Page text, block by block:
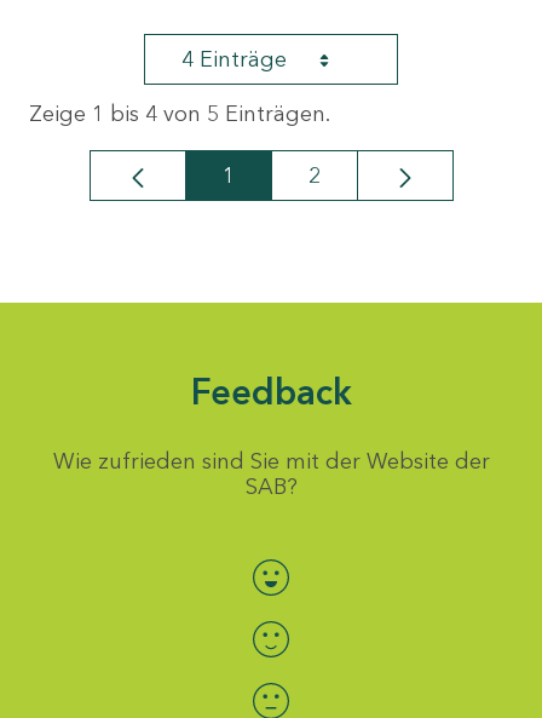
4 Einträge
Zeige 1 bis 4 von 5 Einträgen.
Seite
1 Seite
2
Feedback
Wie zufrieden sind Sie mit der Website der
SAB?
Bewertung auswählen